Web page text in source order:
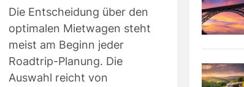
Die Entscheidung über den
optimalen Mietwagen steht
meist am Beginn jeder
Roadtrip-Planung. Die
Auswahl reicht von